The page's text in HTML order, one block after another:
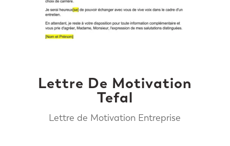
Lettre De Motivation
Tefal
Lettre de Motivation Entreprise